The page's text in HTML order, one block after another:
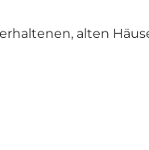
alten